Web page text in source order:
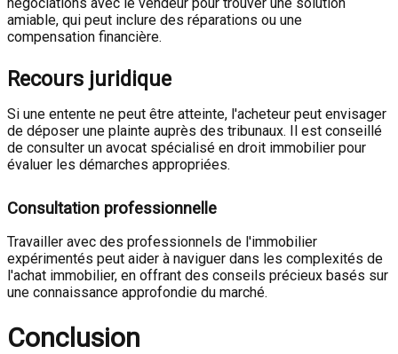
amiable, qui peut inclure des réparations ou une
compensation financière.
Recours juridique
Si une entente ne peut être atteinte, l'acheteur peut envisager
de déposer une plainte auprès des tribunaux. Il est conseillé
de consulter un avocat spécialisé en droit immobilier pour
évaluer les démarches appropriées.
Consultation professionnelle
Travailler avec des professionnels de l'immobilier
expérimentés peut aider à naviguer dans les complexités de
l'achat immobilier, en offrant des conseils précieux basés sur
une connaissance approfondie du marché.
Conclusion